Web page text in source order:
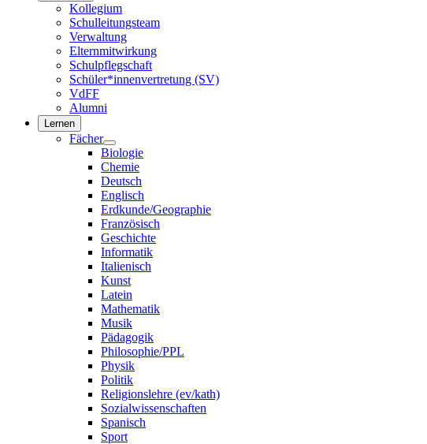
Kollegium
Schulleitungsteam
Verwaltung
Elternmitwirkung
Schulpflegschaft
Schüler*innenvertretung (SV)
VdFF
Alumni
Lernen
Fächer
Biologie
Chemie
Deutsch
Englisch
Erdkunde/Geographie
Französisch
Geschichte
Informatik
Italienisch
Kunst
Latein
Mathematik
Musik
Pädagogik
Philosophie/PPL
Physik
Politik
Religionslehre (ev/kath)
Sozialwissenschaften
Spanisch
Sport